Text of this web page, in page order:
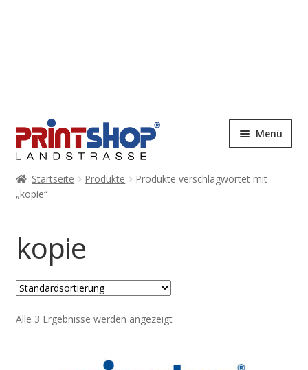
Menü
Startseite Produkte
Produkte verschlagwortet mit
„kopie“
kopie
Alle 3 Ergebnisse werden angezeigt